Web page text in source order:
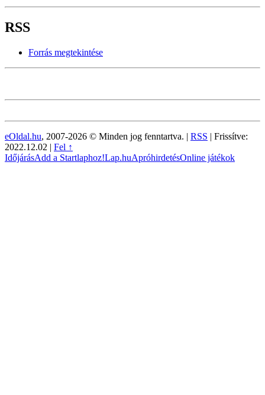
RSS
Forrás megtekintése
eOldal.hu, 2007-2026 © Minden jog fenntartva. | RSS | Frissítve:
2022.12.02 | Fel ↑
IdőjárásAdd a Startlaphoz!Lap.huApróhirdetésOnline játékok